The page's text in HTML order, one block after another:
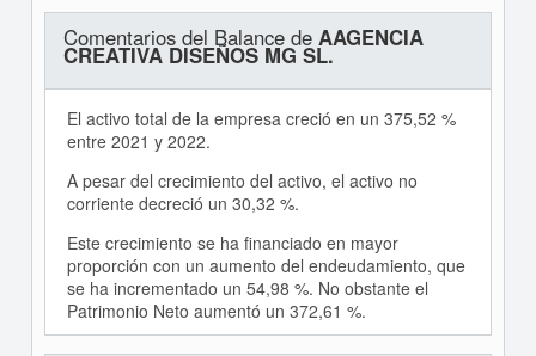
Comentarios del Balance de AAGENCIA
CREATIVA DISEÑOS MG SL.
El activo total de la empresa creció en un 375,52 %
entre 2021 y 2022.
A pesar del crecimiento del activo, el activo no
corriente decreció un 30,32 %.
Este crecimiento se ha financiado en mayor
proporción con un aumento del endeudamiento, que
se ha incrementado un 54,98 %. No obstante el
Patrimonio Neto aumentó un 372,61 %.